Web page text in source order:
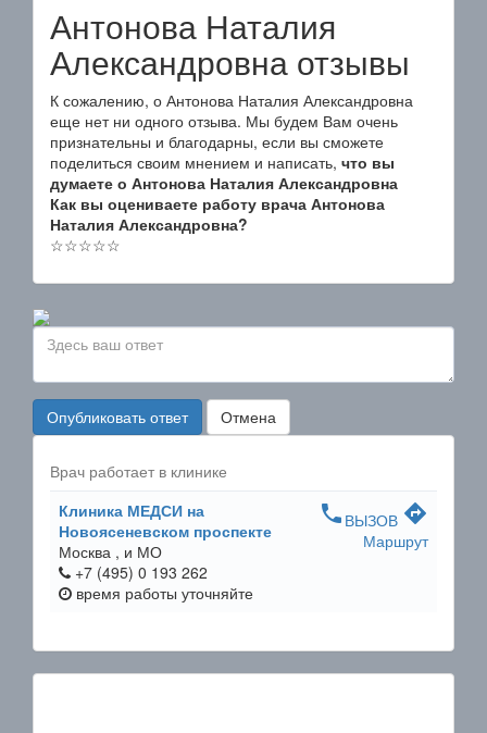
Антонова Наталия
Александровна отзывы
К сожалению, о Антонова Наталия Александровна
еще нет ни одного отзыва. Мы будем Вам очень
признательны и благодарны, если вы сможете
поделиться своим мнением и написать, что вы
думаете о Антонова Наталия Александровна
Как вы оцениваете работу врача Антонова
Наталия Александровна?
☆☆☆☆☆
Опубликовать ответ Отмена
Врач работает в клинике
Клиника МЕДСИ на
Новоясеневском проспекте
Москва , и МО
+7 (495) 0 193 262
время работы уточняйте
phone ВЫЗОВ directions
Маршрут